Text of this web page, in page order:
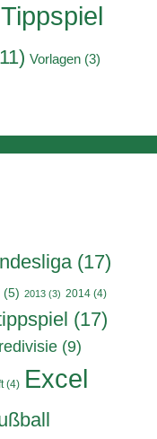
Tippspiel
Vorlagen (3)
(17)
(5) 2013 (3) 2014 (4)
(17)
(9)
(4) Excel